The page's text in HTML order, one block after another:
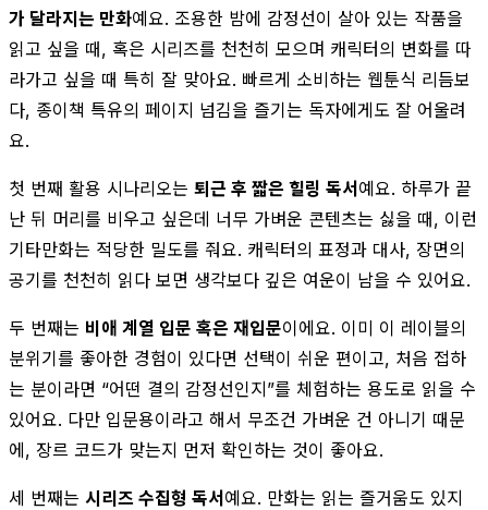
가 달라지는 만화예요. 조용한 밤에 감정선이 살아 있는 작품을
읽고 싶을 때, 혹은 시리즈를 천천히 모으며 캐릭터의 변화를 따
라가고 싶을 때 특히 잘 맞아요. 빠르게 소비하는 웹툰식 리듬보
다, 종이책 특유의 페이지 넘김을 즐기는 독자에게도 잘 어울려
요.
첫 번째 활용 시나리오는 퇴근 후 짧은 힐링 독서예요. 하루가 끝
난 뒤 머리를 비우고 싶은데 너무 가벼운 콘텐츠는 싫을 때, 이런
기타만화는 적당한 밀도를 줘요. 캐릭터의 표정과 대사, 장면의
공기를 천천히 읽다 보면 생각보다 깊은 여운이 남을 수 있어요.
두 번째는 비애 계열 입문 혹은 재입문이에요. 이미 이 레이블의
분위기를 좋아한 경험이 있다면 선택이 쉬운 편이고, 처음 접하
는 분이라면 “어떤 결의 감정선인지”를 체험하는 용도로 읽을 수
있어요. 다만 입문용이라고 해서 무조건 가벼운 건 아니기 때문
에, 장르 코드가 맞는지 먼저 확인하는 것이 좋아요.
세 번째는 시리즈 수집형 독서예요. 만화는 읽는 즐거움도 있지